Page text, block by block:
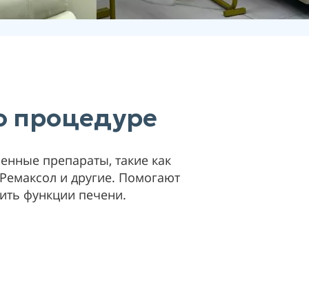
процедуре
препараты, такие как
и другие. Помогают
функции печени.